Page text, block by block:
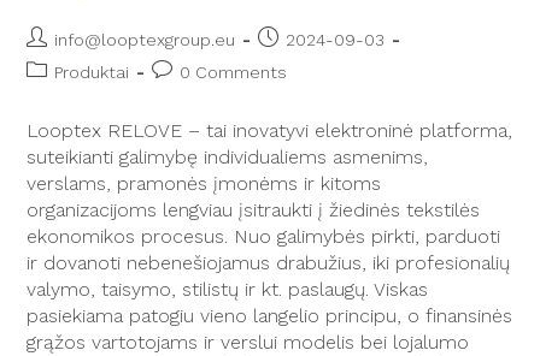
info@looptexgroup.eu
2024-09-03
Produktai
0 Comments
Looptex RELOVE – tai inovatyvi elektroninė platforma,
suteikianti galimybę individualiems asmenims,
verslams, pramonės įmonėms ir kitoms
organizacijoms lengviau įsitraukti į žiedinės tekstilės
ekonomikos procesus. Nuo galimybės pirkti, parduoti
ir dovanoti nebenešiojamus drabužius, iki profesionalių
valymo, taisymo, stilistų ir kt. paslaugų. Viskas
pasiekiama patogiu vieno langelio principu, o finansinės
grąžos vartotojams ir verslui modelis bei lojalumo